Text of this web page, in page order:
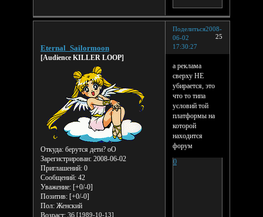
Поделиться
25
2008-
06-02
17:30:27
Eternal_Sailormoon
[Audience KILLER LOOP]
Откуда:берутся дети? оО
Зарегистрирован: 2008-06-02
Приглашений:0
Сообщений:42
Уважение: [+0/-0]
Позитив: [+0/-0]
Пол:Женский
Возраст:36 [1989-10-13]
а реклама
сверху НЕ
убирается, это
что то типа
условий той
платформы на
которой
находится
форум
0